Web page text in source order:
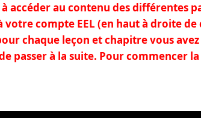
accéder au contenu des différentes
votre compte EEL (en haut à droite
chaque leçon et chapitre vous
passer à la suite. Pour commencer